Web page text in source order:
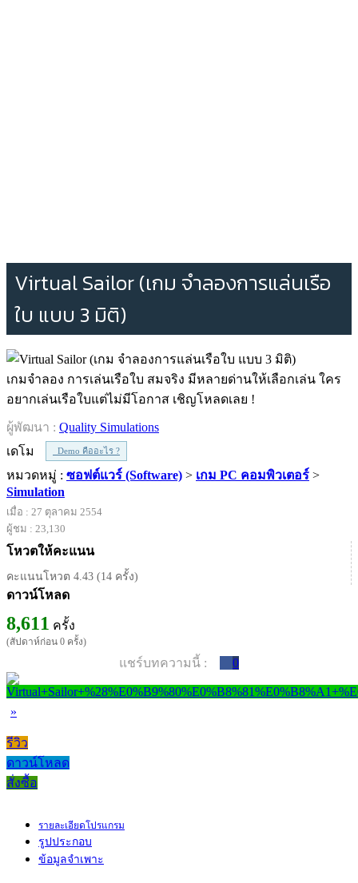
Virtual Sailor (เกม จำลองการแล่นเรือ
ใบ แบบ 3 มิติ)
เกมจำลอง การเล่นเรือใบ สมจริง มีหลายด่านให้เลือกเล่น ใคร
อยากเล่นเรือใบแต่ไม่มีโอกาส เชิญโหลดเลย !
ผู้พัฒนา : Quality Simulations
เดโม
Demo คืออะไร ?
หมวดหมู่ : ซอฟต์แวร์ (Software) > เกม PC คอมพิวเตอร์ >
Simulation
เมื่อ : 27 ตุลาคม 2554
ผู้ชม : 23,130
โหวตให้คะแนน
คะแนนโหวต 4.43 (14 ครั้ง)
ดาวน์โหลด
8,611 ครั้ง
(สัปดาห์ก่อน 0 ครั้ง)
แชร์บทความนี้ : 0
»
รีวิว
ดาวน์โหลด
สั่งซื้อ
รายละเอียดโปรแกรม
รูปประกอบ
ข้อมูลจำเพาะ